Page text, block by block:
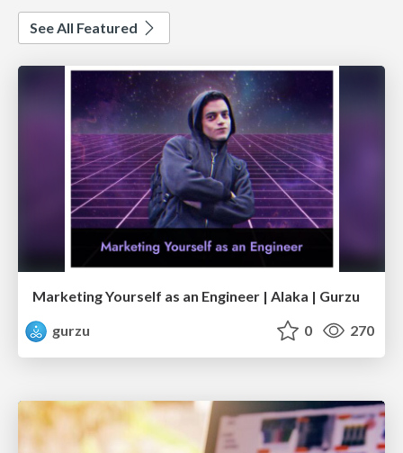
See All Featured
Marketing Yourself as an Engineer | Alaka | Gurzu
gurzu
0 270